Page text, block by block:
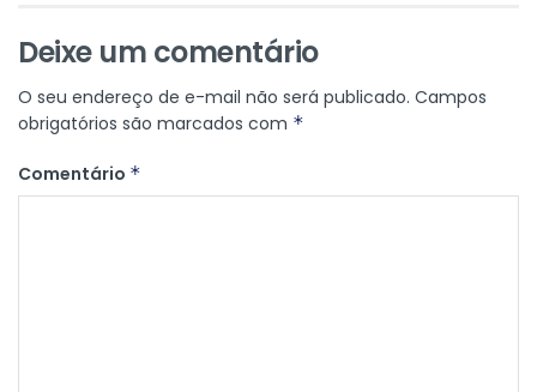
Deixe um comentário
O seu endereço de e-mail não será publicado. Campos
obrigatórios são marcados com *
Comentário *